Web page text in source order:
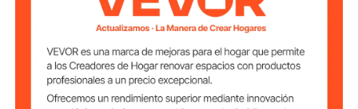
10,21 libras/4,63 kg
Dimensiones del
artículo
31,89 x 7,09 x 7,09
pulgadas/810 x 180 x 180
mm